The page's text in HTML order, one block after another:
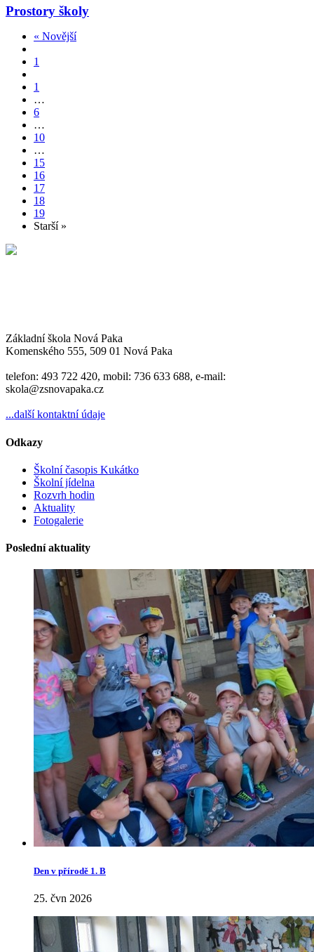
Prostory školy
« Novější
1
1
…
6
…
10
…
15
16
17
18
19
Starší »
Základní škola Nová Paka
Komenského 555, 509 01 Nová Paka
telefon: 493 722 420, mobil: 736 633 688, e-mail:
skola@zsnovapaka.cz
...další kontaktní údaje
Odkazy
Školní časopis Kukátko
Školní jídelna
Rozvrh hodin
Aktuality
Fotogalerie
Poslední aktuality
Den v přírodě 1. B
25. čvn 2026